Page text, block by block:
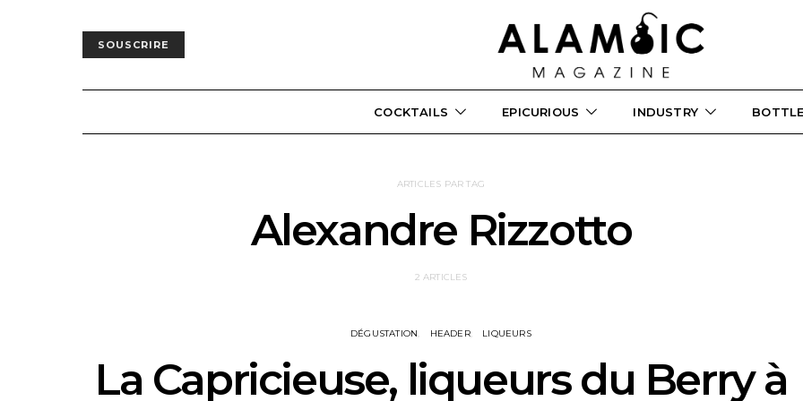
SOUSCRIRE
COCKTAILS EPICURIOUS INDUSTRY
ARTICLES PAR TAG
Alexandre Rizzotto
2 ARTICLES
DÉGUSTATION HEADER LIQUEURS
La Capricieuse, liqueurs du Berry à